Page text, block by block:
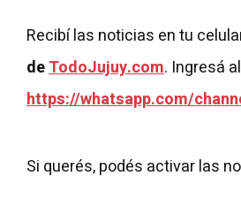
Recibí las noticias en tu
deTodoJujuy.com. Ingresá
https://whatsapp.com/
Si querés, podés activar las